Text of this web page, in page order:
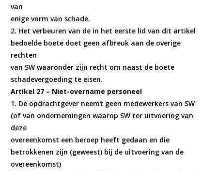
van
enige vorm van schade.
2. Het verbeuren van de in het eerste lid van dit artikel
bedoelde boete doet geen afbreuk aan de overige
rechten
van SW waaronder zijn recht om naast de boete
schadevergoeding te eisen.
Artikel 27 – Niet-overname personeel
1. De opdrachtgever neemt geen medewerkers van SW
(of van ondernemingen waarop SW ter uitvoering van
deze
overeenkomst een beroep heeft gedaan en die
betrokkenen zijn (geweest) bij de uitvoering van de
overeenkomst)